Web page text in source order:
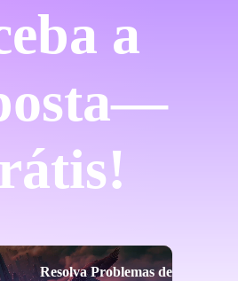
a
Resolva Problemas de